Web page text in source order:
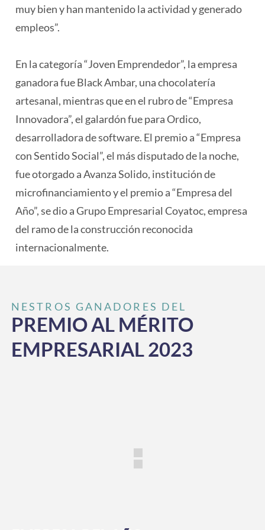
muy bien y han mantenido la actividad y generado
empleos”.
En la categoría “Joven Emprendedor”, la empresa
ganadora fue Black Ambar, una chocolatería
artesanal, mientras que en el rubro de “Empresa
Innovadora”, el galardón fue para Ordico,
desarrolladora de software. El premio a “Empresa
con Sentido Social”, el más disputado de la noche,
fue otorgado a Avanza Solido, institución de
microfinanciamiento y el premio a “Empresa del
Año”, se dio a Grupo Empresarial Coyatoc, empresa
del ramo de la construcción reconocida
internacionalmente.
NESTROS GANADORES DEL
PREMIO AL MÉRITO
EMPRESARIAL 2023